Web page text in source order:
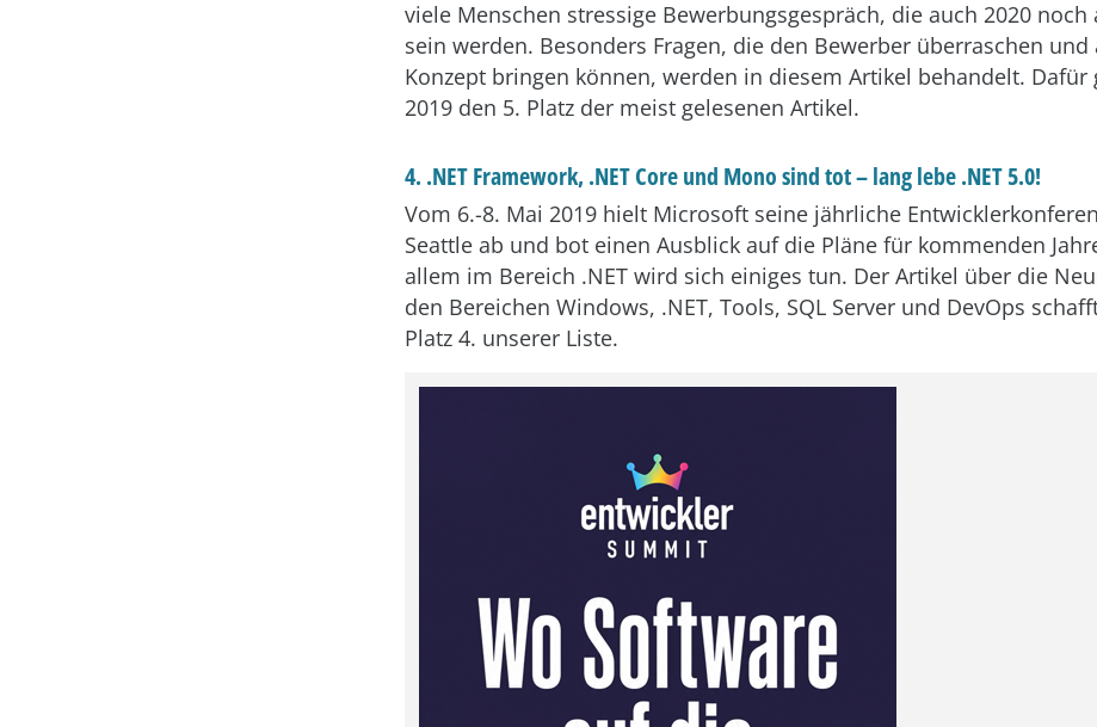
viele Menschen stressige Bewerbungsgespräch, die auch 2020 noch
sein werden. Besonders Fragen, die den Bewerber überraschen und
Konzept bringen können, werden in diesem Artikel behandelt. Dafür
2019 den 5. Platz der meist gelesenen Artikel.
4. .NET Framework, .NET Core und Mono sind tot – lang lebe .NET 5.0!
Vom 6.-8. Mai 2019 hielt Microsoft seine jährliche
Seattle ab und bot einen Ausblick auf die Pläne für kommenden
allem im Bereich .NET wird sich einiges tun. Der Artikel über die
den Bereichen Windows, .NET, Tools, SQL Server und DevOps
Platz 4. unserer Liste.